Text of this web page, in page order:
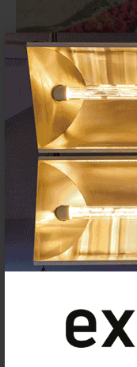
Getxophoto
ganadoras/
internacional
CONVOCATORIAS